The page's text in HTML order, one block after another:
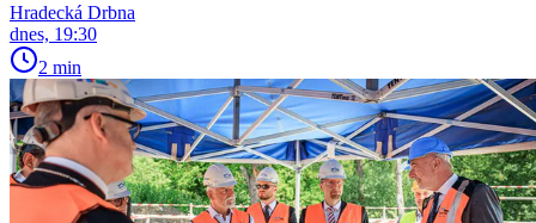
Hradecká Drbna
dnes, 19:30
2 min